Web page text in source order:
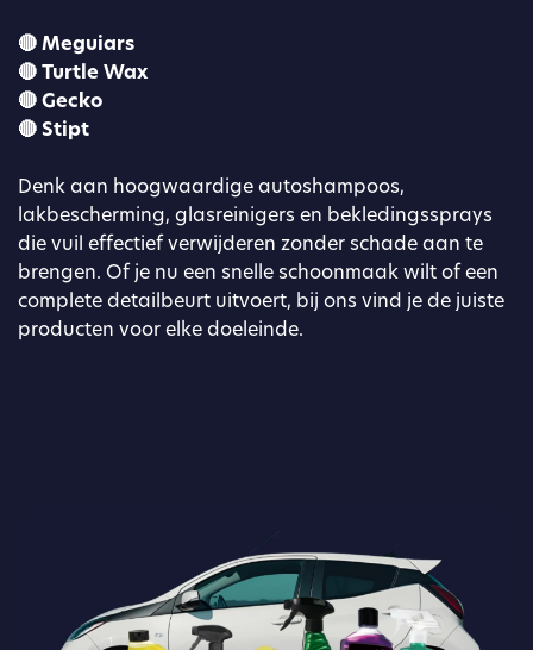
🔴 Meguiars
🔴 Turtle Wax
🔴 Gecko
🔴 Stipt
Denk aan hoogwaardige autoshampoos,
lakbescherming, glasreinigers en bekledingssprays
die vuil effectief verwijderen zonder schade aan te
brengen. Of je nu een snelle schoonmaak wilt of een
complete detailbeurt uitvoert, bij ons vind je de juiste
producten voor elke doeleinde.